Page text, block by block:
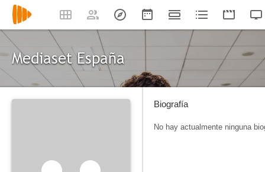
Mediaset España
Biografía
No hay actualmente ninguna